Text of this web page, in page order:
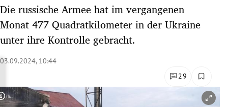
Untermenü
Untermenü
Untermenü
Die russische Armee hat im vergangenen
Monat 477 Quadratkilometer in der Ukraine
unter ihre Kontrolle gebracht.
03.09.2024, 10:44
29
Copyright-Hinweis öffnen/schließen